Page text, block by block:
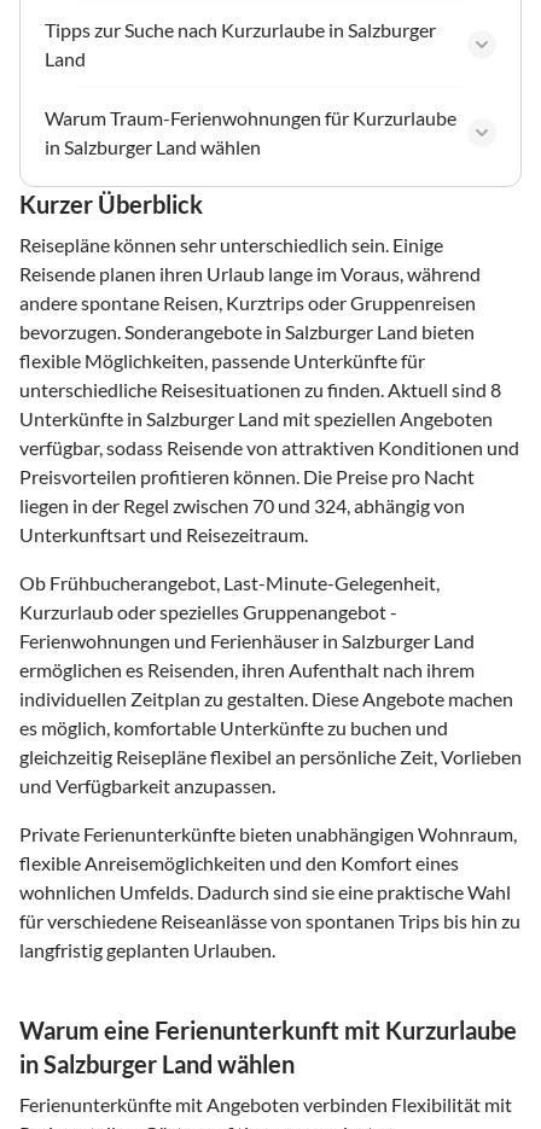
Tipps zur Suche nach Kurzurlaube in Salzburger
Land
Warum Traum-Ferienwohnungen für Kurzurlaube
in Salzburger Land wählen
Kurzer Überblick
Reisepläne können sehr unterschiedlich sein. Einige
Reisende planen ihren Urlaub lange im Voraus, während
andere spontane Reisen, Kurztrips oder Gruppenreisen
bevorzugen. Sonderangebote in Salzburger Land bieten
flexible Möglichkeiten, passende Unterkünfte für
unterschiedliche Reisesituationen zu finden. Aktuell sind 8
Unterkünfte in Salzburger Land mit speziellen Angeboten
verfügbar, sodass Reisende von attraktiven Konditionen und
Preisvorteilen profitieren können. Die Preise pro Nacht
liegen in der Regel zwischen 70 und 324, abhängig von
Unterkunftsart und Reisezeitraum.
Ob Frühbucherangebot, Last-Minute-Gelegenheit,
Kurzurlaub oder spezielles Gruppenangebot -
Ferienwohnungen und Ferienhäuser in Salzburger Land
ermöglichen es Reisenden, ihren Aufenthalt nach ihrem
individuellen Zeitplan zu gestalten. Diese Angebote machen
es möglich, komfortable Unterkünfte zu buchen und
gleichzeitig Reisepläne flexibel an persönliche Zeit, Vorlieben
und Verfügbarkeit anzupassen.
Private Ferienunterkünfte bieten unabhängigen Wohnraum,
flexible Anreisemöglichkeiten und den Komfort eines
wohnlichen Umfelds. Dadurch sind sie eine praktische Wahl
für verschiedene Reiseanlässe von spontanen Trips bis hin zu
langfristig geplanten Urlauben.
Warum eine Ferienunterkunft mit Kurzurlaube
in Salzburger Land wählen
Ferienunterkünfte mit Angeboten verbinden Flexibilität mit